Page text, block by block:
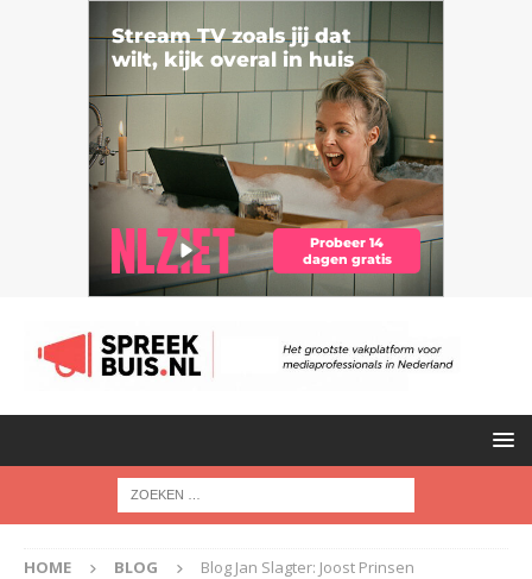
HOME BLOG Blog Jan Slagter: Joost Prinsen